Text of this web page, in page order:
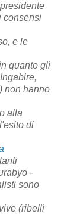
consensi
e le
quanto gli
non hanno
alla
di
-
sono
(ribelli